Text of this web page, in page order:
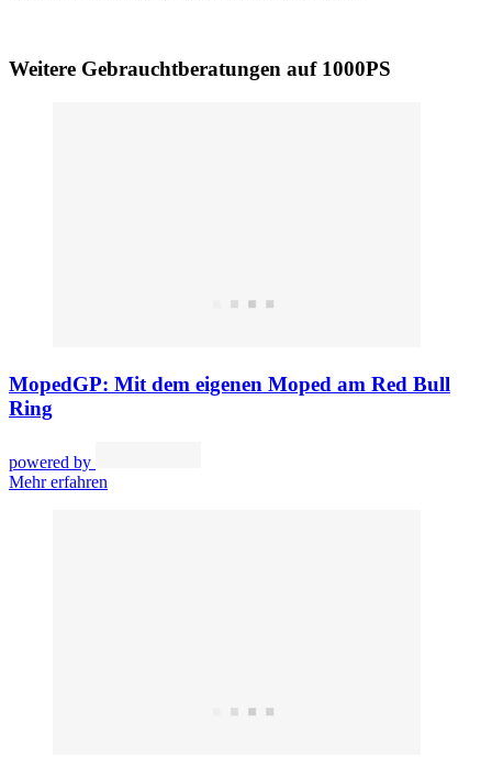
Weitere Gebrauchtberatungen auf 1000PS
MopedGP: Mit dem eigenen Moped am Red Bull
Ring
powered by
Mehr erfahren